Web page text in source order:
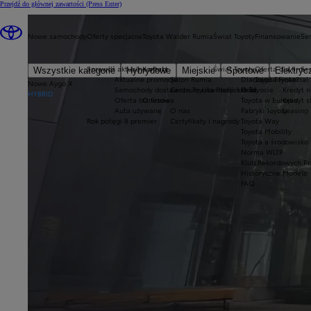
Przejdź do głównej zawartości (Press Enter)
Nowe samochody
Wszystkie kategorie Hybrydowe Miejskie Sportowe
Nowe Aygo X
HYBRID
Oferty specjalne
Sprawdź aktualne oferty
Aktualne promocje
Samochody dostawcze Toyota Professional
Oferta biznesowa
Auta używane
Rok potęgi 8 premier
Toyota Walder Rumia
Kontakt
Salon Rumia
Centrum Likwidacji Szkód
O firmie
O nas
Certyfikaty i nagrody
Świat Toyoty
Świat Toyoty
Dlaczego Toyota?
O Toyocie
Toyota w Europie
Fabryki Toyoty
Toyota Way
Toyota Mobility
Toyota a środowisko
Norma WLTP
Klub Rekordowych
Historyczne Modele
FAQ
Finansowanie
Oferta dla firm
Toyota Financial
Kredyt
Kredyt
Leasing